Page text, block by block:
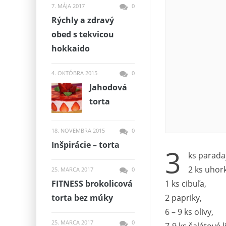
3
ks
2 ks
1 ks cibuľa,
2 papriky,
6 – 9 ks olivy,
7. MÁJA 2017 0
Rýchly a zdravý
obed s tekvicou
hokkaido
4. OKTÓBRA 2015 0
Jahodová
torta
18. NOVEMBRA 2015 0
Inšpirácie – torta
25. MARCA 2017 0
FITNESS brokolicová
torta bez múky
25. MARCA 2017 0